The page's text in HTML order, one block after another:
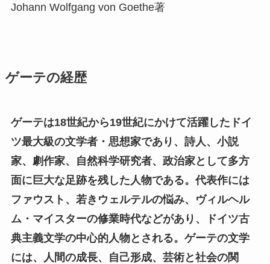
Johann Wolfgang von Goethe著
ゲーテの経歴
ゲーテは18世紀から19世紀にかけて活躍したドイ
ツ最大級の文学者・思想家であり、詩人、小説
家、劇作家、自然科学研究者、政治家として多方
面に巨大な足跡を残した人物である。代表作には
ファウスト、若きウェルテルの悩み、ヴィルヘル
ム・マイスターの修業時代などがあり、ドイツ古
典主義文学の中心的人物とされる。ゲーテの文学
には、人間の成長、自己形成、芸術と社会の関